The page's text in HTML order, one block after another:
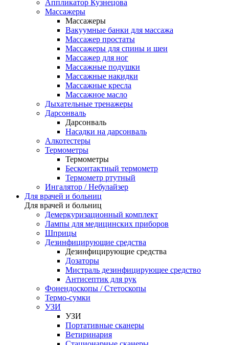
Аппликатор Кузнецова
Массажеры
Массажеры
Вакуумные банки для массажа
Массажер простаты
Массажеры для спины и шеи
Массажер для ног
Массажные подушки
Массажные накидки
Массажные кресла
Массажное масло
Дыхательные тренажеры
Дарсонваль
Дарсонваль
Насадки на дарсонваль
Алкотестеры
Термометры
Термометры
Бесконтактный термометр
Термометр ртутный
Ингалятор / Небулайзер
Для врачей и больниц
Для врачей и больниц
Демеркуризационный комплект
Лампы для медицинских приборов
Шприцы
Дезинфицирующие средства
Дезинфицирующие средства
Дозаторы
Мистраль дезинфицирующее средство
Антисептик для рук
Фонендоскопы / Стетоскопы
Термо-сумки
УЗИ
УЗИ
Портативные сканеры
Ветиринария